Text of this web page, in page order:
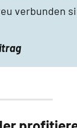
verbunden